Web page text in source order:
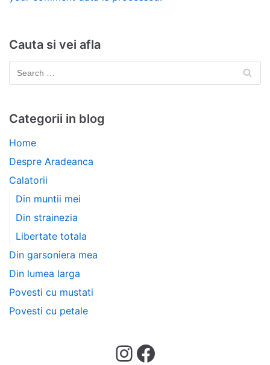
Cauta si vei afla
Categorii in blog
Home
Despre Aradeanca
Calatorii
Din muntii mei
Din strainezia
Libertate totala
Din garsoniera mea
Din lumea larga
Povesti cu mustati
Povesti cu petale